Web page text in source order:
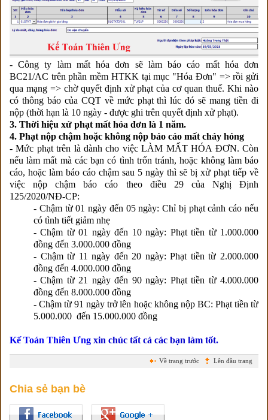
- Công ty làm mất hóa đơn sẽ làm báo cáo mất hóa đơn
BC21/AC trên phần mềm HTKK tại mục "Hóa Đơn" => rồi gửi
qua mạng => chờ quyết định xử phạt của cơ quan thuế. Khi nào
có thông báo của CQT về mức phạt thì lúc đó sẽ mang tiền đi
nộp (thời hạn là 10 ngày - được ghi trên quyết định xử phạt).
3. Thời hiệu xử phạt mất hóa đơn là 1 năm.
4. Phạt nộp chậm hoặc không nộp báo cáo mất cháy hỏng
- Mức phạt trên là dành cho việc LÀM MẤT HÓA ĐƠN. Còn
nếu làm mất mà các bạn có tình trốn tránh, hoặc không làm báo
cáo, hoặc làm báo cáo chậm sau 5 ngày thì sẽ bị xử phạt tiếp về
việc nộp chậm báo cáo theo điều 29 của Nghị Định
125/2020/NĐ-CP:
- Chậm từ 01 ngày đến 05 ngày: Chỉ bị phạt cảnh cáo nếu
có tình tiết giảm nhẹ
- Chậm từ 01 ngày đến 10 ngày: Phạt tiền từ 1.000.000
đồng đến 3.000.000 đồng
- Chậm từ 11 ngày đến 20 ngày: Phạt tiền từ 2.000.000
đồng đến 4.000.000 đồng
- Chậm từ 21 ngày đến 90 ngày: Phạt tiền từ 4.000.000
đồng đến 8.000.000 đồng
- Chậm từ 91 ngày trở lên hoặc không nộp BC: Phạt tiền từ
5.000.000 đến 15.000.000 đồng
Kế Toán Thiên Ưng xin chúc tất cả các bạn làm tốt.
Lên đầu trang
Về trang trước
Chia sẻ bạn bè